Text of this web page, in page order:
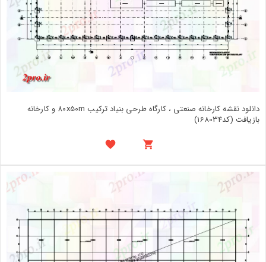
دانلود نقشه کارخانه صنعتی ، کارگاه طرحی بنیاد ترکیب 80x50m و کارخانه
بازیافت (کد168034)